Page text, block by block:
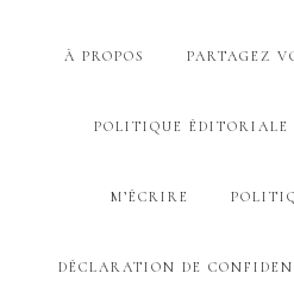
À PROPOS PARTAGEZ
POLITIQUE ÉDITORIALE
M’ÉCRIRE
DÉCLARATION DE